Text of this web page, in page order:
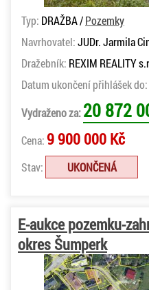
Typ: DRAŽBA /Pozemky
Navrhovatel:JUDr. Jarmila
Dražebník: REXIM REALITY
Datum ukončení přihlášek do:
Vydraženo za:20 872
Cena:9 900 000 Kč
Stav: UKONČENÁ
E-aukce pozemku-
okres Šumperk